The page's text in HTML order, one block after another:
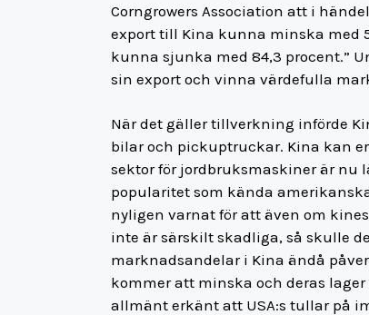
Corngrowers Association att i
export till Kina kunna minska med
kunna sjunka med 84,3 procent.”
sin export och vinna värdefulla
När det gäller tillverkning införde
bilar och pickuptruckar. Kina kan
sektor för jordbruksmaskiner är nu
popularitet som kända
nyligen varnat för att även om
inte är särskilt skadliga, så skulle
marknadsandelar i Kina ändå
kommer att minska och deras
allmänt erkänt att USA:s tullar på